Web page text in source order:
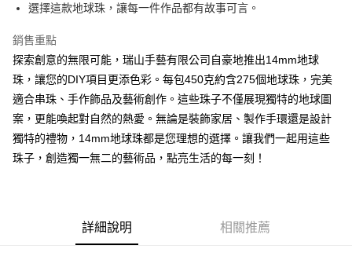
每筆NT$60，滿NT$1,500(含以上)免運費
付款後全家取貨
7-11取貨付款
每筆NT$60，滿NT$1,500(含以上)免運費
每筆NT$130，滿NT$2,000(含以上)免運費
選擇這款地球珠，讓每一件作品都有故事可言。
銷售重點
探索創意的無限可能，瑞山手藝有限公司自豪地推出14mm地球
珠，讓您的DIY項目更添色彩。每包450克約含275個地球珠，完美
適合串珠、手作飾品及藝術創作。這些珠子不僅展現獨特的地球圖
案，更能喚起對自然的熱愛。無論是裝飾家居、製作手環還是設計
獨特的禮物，14mm地球珠都是您理想的選擇。讓我們一起用這些
珠子，創造獨一無二的藝術品，點亮生活的每一刻！
詳細說明 相關推薦